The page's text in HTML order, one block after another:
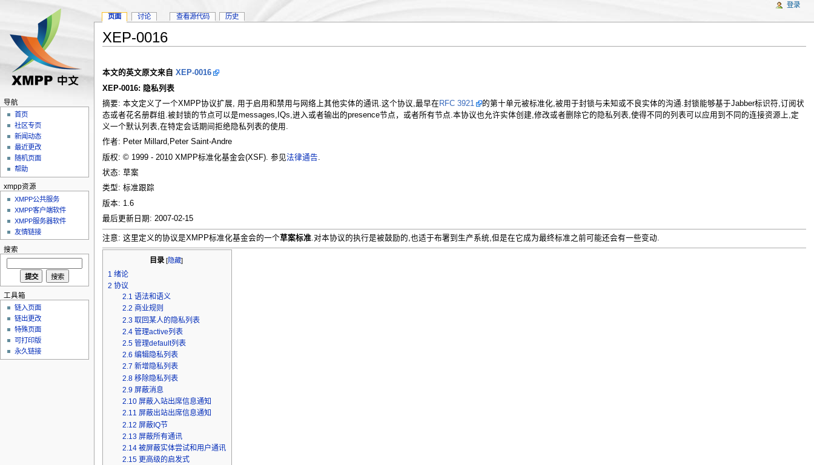
XEP-0016
本文的英文原文来自 XEP-0016
XEP-0016: 隐私列表
摘要: 本文定义了一个XMPP协议扩展, 用于启用和禁用与网络上其他实体的通讯.这个协议,最早在 RFC 3921
的第十单元被标准化,被用于封锁与未知或不良实体的沟通.封锁能够基于Jabber标识符,订阅状
态或者花名册群组.被封锁的节点可以是messages,IQs,进入或者输出的presence节点，或者所有节点.本协议也允许实体创建,修改或者删除它的隐私列表,使得不同的列表可以应用到不同的连接资源上,定
义一个默认列表,在特定会话期间拒绝隐私列表的使用.
作者: Peter Millard,Peter Saint-Andre
版权: © 1999 - 2010 XMPP标准化基金会(XSF). 参见法律通告
状态: 草案
类型: 标准跟踪
版本: 1.6
最后更新日期: 2007-02-15
注意: 这里定义的协议是XMPP标准化基金会的一个草案标准.对本协议的执行是被鼓励的,也适于布署到生产系统,但是在它成为最终标准之前可能还会有一些变动.
目录[隐藏]
1 绪论
2 协议
2.1 语法和语义
2.2 商业规则
2.3 取回某人的隐私列表
2.4 管理active列表
2.5 管理default列表
2.6 编辑隐私列表
2.7 新增隐私列表
2.8 移除隐私列表
2.9 屏蔽消息
2.10 屏蔽入站出席信息通知
2.11 屏蔽出站出席信息通知
2.12 屏蔽IQ节
2.13 屏蔽所有通讯
2.14 被屏蔽实体尝试和用户通讯
2.15 更高级的启发式
页面 讨论 查看源代码 历史
登录
导航
首页
社区专页
新闻动态
最近更改
随机页面
帮助
xmpp资源
XMPP公共服务
XMPP客户端软件
XMPP服务器软件
友情链接
搜索
工具箱
链入页面
链出更改
特殊页面
可打印版
永久链接